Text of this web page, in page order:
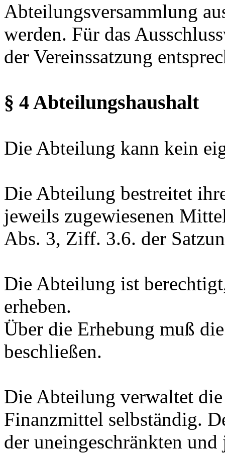
Abteilungsversammlung
werden. Für das
der Vereinssatzung
§ 4 Abteilungshaushalt
Die Abteilung kann kein
Die Abteilung bestreitet
jeweils zugewiesenen
Abs. 3, Ziff. 3.6. der
Die Abteilung ist
erheben.
Über die Erhebung muß
beschließen.
Die Abteilung verwaltet
Finanzmittel selbständig.
der uneingeschränkten